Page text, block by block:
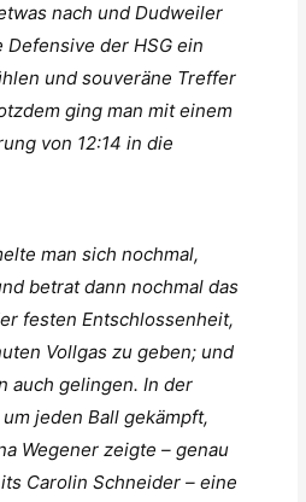
nach und Dudweiler
Defensive der HSG ein
und souveräne Treffer
ging man mit einem
von 12:14 in die
man sich nochmal,
betrat dann nochmal das
festen Entschlossenheit,
Vollgas zu geben; und
auch gelingen. In der
jeden Ball gekämpft,
Wegener zeigte – genau
Carolin Schneider – eine